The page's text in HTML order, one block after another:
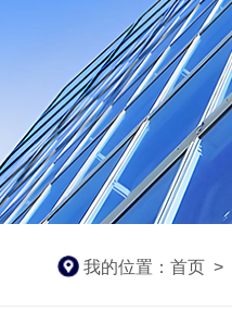
我的位置： 首页 >